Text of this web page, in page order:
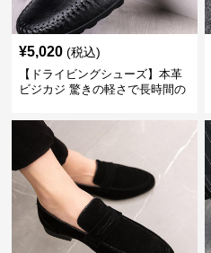
¥5,020 (税込)
【ドライビングシューズ】本革
ビジカジ 驚きの軽さで長時間の